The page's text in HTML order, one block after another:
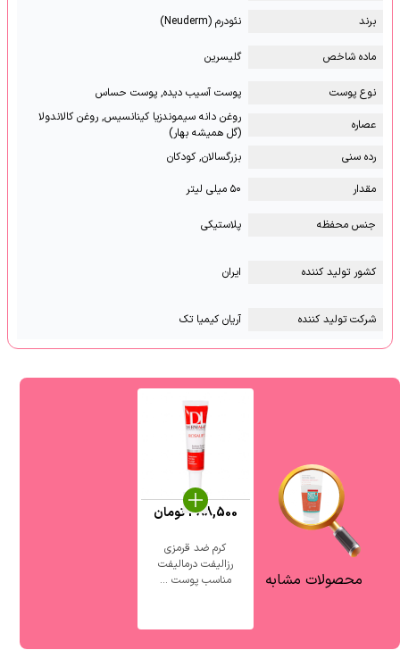
برند
نئودرم (Neuderm)
ماده شاخص گلیسرین
نوع پوست
پوست آسیب دیده, پوست حساس
عصاره
روغن دانه سیموندزیا کینانسیس, روغن کالاندولا
(گل همیشه بهار)
رده سنی
بزرگسالان, کودکان
مقدار
۵۰ میلی لیتر
جنس محفظه پلاستیکی
کشور تولید کننده ایران
شرکت تولید کننده آریان کیمیا تک
محصولات مشابه
کرم ضد قرمزی
رزالیفت درمالیفت
مناسب پوست ...
488,500تومان